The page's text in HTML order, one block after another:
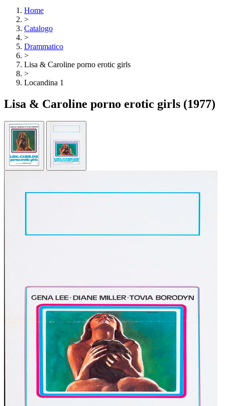
Home
>
Catalogo
>
Drammatico
>
Lisa & Caroline porno erotic girls
>
Locandina 1
Lisa & Caroline porno erotic girls (1977)